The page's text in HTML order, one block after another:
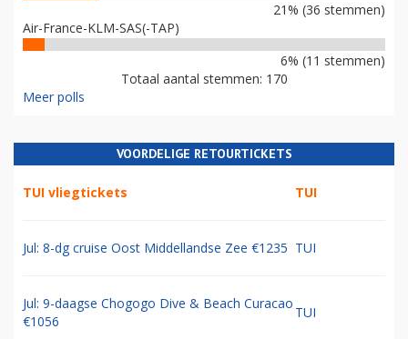
21% (36 stemmen)
Air-France-KLM-SAS(-TAP)
6% (11 stemmen)
Totaal aantal stemmen: 170
Meer polls
VOORDELIGE RETOURTICKETS
TUI vliegtickets TUI
Jul: 8-dg cruise Oost Middellandse Zee €1235 TUI
Jul: 9-daagse Chogogo Dive & Beach Curacao
€1056
TUI